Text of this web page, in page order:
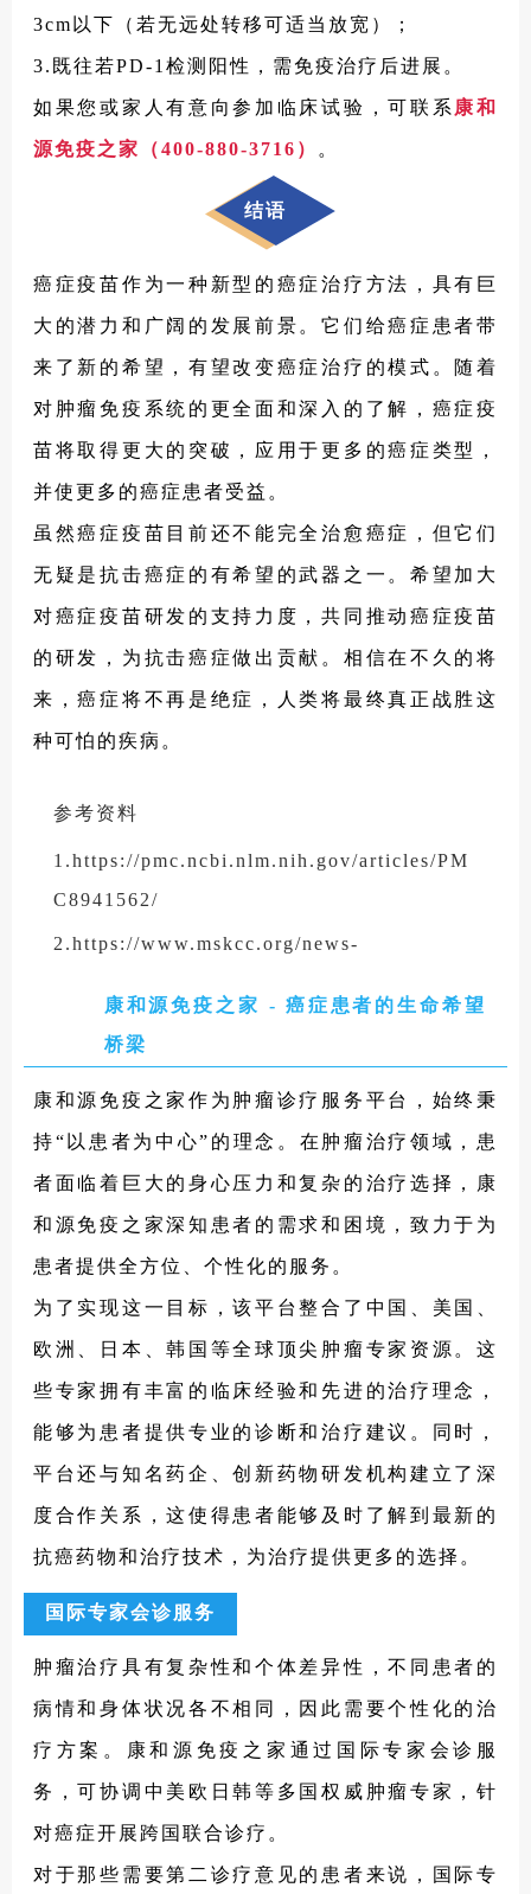
3cm以下（若无远处转移可适当放宽）；
3.既往若PD-1检测阳性，需免疫治疗后进展。
如果您或家人有意向参加临床试验，可联系 康和
源免疫之家（400-880-3716） 。
结语
癌症疫苗作为一种新型的癌症治疗方法，具有巨
大的潜力和广阔的发展前景。它们给癌症患者带
来了新的希望，有望改变癌症治疗的模式。随着
对肿瘤免疫系统的更全面和深入的了解，癌症疫
苗将取得更大的突破，应用于更多的癌症类型，
并使更多的癌症患者受益。
虽然癌症疫苗目前还不能完全治愈癌症，但它们
无疑是抗击癌症的有希望的武器之一。希望加大
对癌症疫苗研发的支持力度，共同推动癌症疫苗
的研发，为抗击癌症做出贡献。相信在不久的将
来，癌症将不再是绝症，人类将最终真正战胜这
种可怕的疾病。
参考资料
1.https://pmc.ncbi.nlm.nih.gov/articles/PM
C8941562/
2.https://www.mskcc.org/news-
shows-investigational-cancer-vaccine-may-
elicit-lasting-immune-response-in-patients-
3.https://www.clinicaltrialsarena.com/news
/anixa-breast-cancer-vaccine/?cf-view&cf-
closed
immune-responses-in-phase-1-study-in-
glioblastoma-presented-at-the-esmo-2024-
congress/
6.https://pmc.ncbi.nlm.nih.gov/articles/PM
C7717540/
7.https://www.dana-
promise-for-patients-with-stage-iii-and-iv-
kidney-cancer
8.https://pmc.ncbi.nlm.nih.gov/articles/PM
C9619151/
9.https://link.springer.com/article/10.1186/
10.https://www.nature.com/articles/d41586
-024-00840-z
11.https://pmc.ncbi.nlm.nih.gov/articles/P
康和源免疫之家 - 癌症患者的生命希望
桥梁
康和源免疫之家作为肿瘤诊疗服务平台，始终秉
持“以患者为中心”的理念。在肿瘤治疗领域，患
者面临着巨大的身心压力和复杂的治疗选择，康
和源免疫之家深知患者的需求和困境，致力于为
患者提供全方位、个性化的服务。
为了实现这一目标，该平台整合了中国、美国、
欧洲、日本、韩国等全球顶尖肿瘤专家资源。这
些专家拥有丰富的临床经验和先进的治疗理念，
能够为患者提供专业的诊断和治疗建议。同时，
平台还与知名药企、创新药物研发机构建立了深
度合作关系，这使得患者能够及时了解到最新的
抗癌药物和治疗技术，为治疗提供更多的选择。
国际专家会诊服务
肿瘤治疗具有复杂性和个体差异性，不同患者的
病情和身体状况各不相同，因此需要个性化的治
疗方案。康和源免疫之家通过国际专家会诊服
务，可协调中美欧日韩等多国权威肿瘤专家，针
对癌症开展跨国联合诊疗。
对于那些需要第二诊疗意见的患者来说，国际专